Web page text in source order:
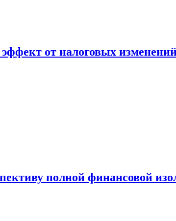
от налоговых
полной финансовой